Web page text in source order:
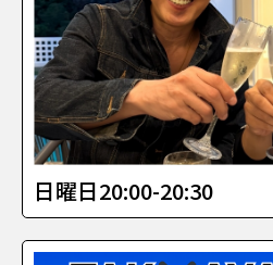
日曜日20:00-20:30